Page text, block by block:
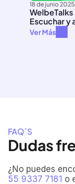
18 de junio 2025
Escuchar y
Ver Más
FAQ´S
Dudas
55 9337 7181 o